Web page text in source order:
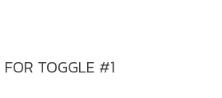
TOGGLE #1